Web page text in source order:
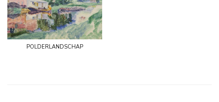
polderlandschap